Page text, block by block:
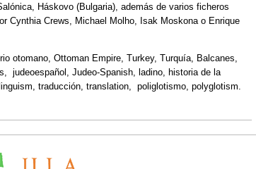
Háskovo (Bulgaria), además de varios ficheros
Cynthia Crews, Michael Molho, Isak Moskona o Enrique
otomano, Ottoman Empire, Turkey, Turquía, Balcanes,
judeoespañol, Judeo-Spanish, ladino, historia de la
traducción, translation, poliglotismo, polyglotism.